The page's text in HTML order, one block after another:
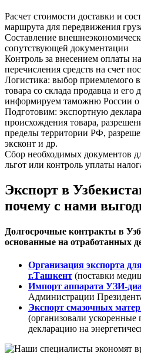
Расчет стоимости доставки и
маршрута для передвижения
Составление
сопутствующей документации
Контроль за внесением оплаты
перечисления средств на счет
Логистика: выбор приемлемого
товара со склада продавца и его
информируем таможню России о
Подготовим: экспортную
происхождения товара,
пределы территории РФ,
эксконт и др.
Сбор необходимых документов
льгот или контроль уплаты
Экспорт в
почему с нами
Долгосрочные контракты в
основанные на отработанных
Организация экспорта
г.Ташкент (поставки
Импорт аппарата УЗИ-
Администрации
Экспорт смазочных
(организовали ускоренные
декларацию на